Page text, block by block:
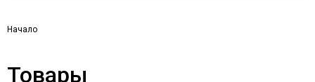
Начало
Товары